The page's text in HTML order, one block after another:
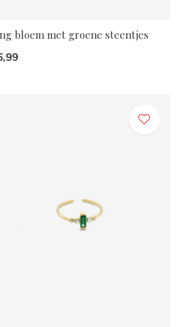
bloem met groene steentjes